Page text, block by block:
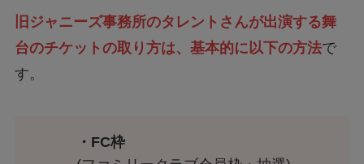
旧ジャニーズ事務所のタレントさんが出演する舞
台のチケットの取り方は、基本的に以下の方法で
す。
・FC枠